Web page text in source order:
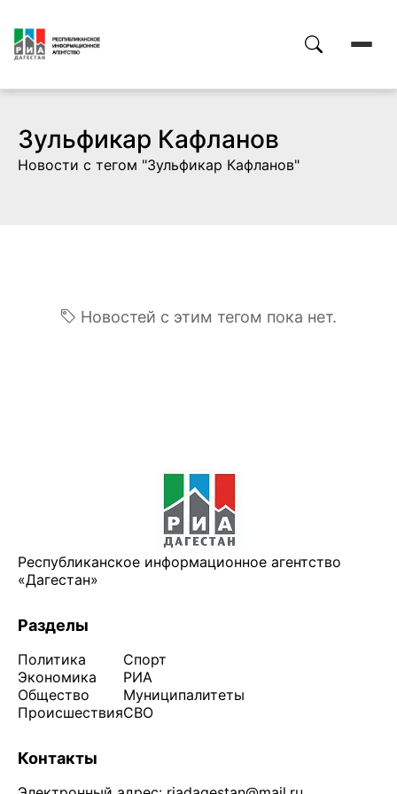
Зульфикар Кафланов
Новости с тегом "Зульфикар Кафланов"
Новостей с этим тегом пока нет.
Республиканское информационное агентство
«Дагестан»
Разделы
Политика
Экономика
Общество
Происшествия
Спорт
РИА
Муниципалитеты
СВО
Контакты